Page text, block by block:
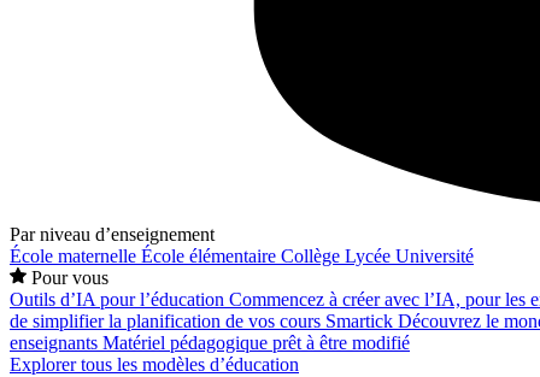
Par niveau d’enseignement
École maternelle École élémentaire Collège Lycée Université
Pour vous
Outils d’IA pour l’éducation Commencez à créer avec l’IA, pour les
de simplifier la planification de vos cours Smartick Découvrez le
enseignants Matériel pédagogique prêt à être modifié
Explorer tous les modèles d’éducation